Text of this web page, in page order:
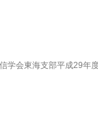
学会東海支部平成29年